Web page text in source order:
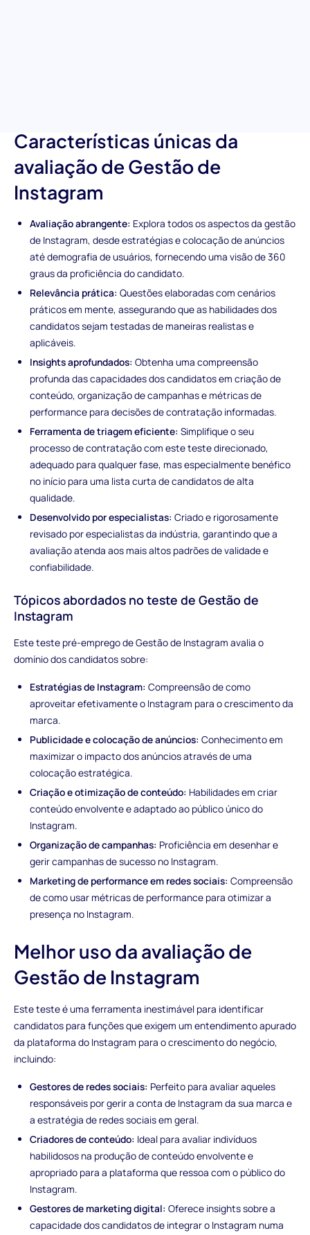
Características únicas da
avaliação de Gestão de
Instagram
Avaliação abrangente: Explora todos os aspectos da gestão
de Instagram, desde estratégias e colocação de anúncios
até demografia de usuários, fornecendo uma visão de 360
graus da proficiência do candidato.
Relevância prática: Questões elaboradas com cenários
práticos em mente, assegurando que as habilidades dos
candidatos sejam testadas de maneiras realistas e
aplicáveis.
Insights aprofundados: Obtenha uma compreensão
profunda das capacidades dos candidatos em criação de
conteúdo, organização de campanhas e métricas de
performance para decisões de contratação informadas.
Ferramenta de triagem eficiente: Simplifique o seu
processo de contratação com este teste direcionado,
adequado para qualquer fase, mas especialmente benéfico
no início para uma lista curta de candidatos de alta
qualidade.
Desenvolvido por especialistas: Criado e rigorosamente
revisado por especialistas da indústria, garantindo que a
avaliação atenda aos mais altos padrões de validade e
confiabilidade.
Tópicos abordados no teste de Gestão de
Instagram
Este teste pré-emprego de Gestão de Instagram avalia o
domínio dos candidatos sobre:
Estratégias de Instagram: Compreensão de como
aproveitar efetivamente o Instagram para o crescimento da
marca.
Publicidade e colocação de anúncios: Conhecimento em
maximizar o impacto dos anúncios através de uma
colocação estratégica.
Criação e otimização de conteúdo: Habilidades em criar
conteúdo envolvente e adaptado ao público único do
Instagram.
Organização de campanhas: Proficiência em desenhar e
gerir campanhas de sucesso no Instagram.
Marketing de performance em redes sociais: Compreensão
de como usar métricas de performance para otimizar a
presença no Instagram.
Melhor uso da avaliação de
Gestão de Instagram
Este teste é uma ferramenta inestimável para identificar
candidatos para funções que exigem um entendimento apurado
da plataforma do Instagram para o crescimento do negócio,
incluindo:
Gestores de redes sociais: Perfeito para avaliar aqueles
responsáveis por gerir a conta de Instagram da sua marca e
a estratégia de redes sociais em geral.
Criadores de conteúdo: Ideal para avaliar indivíduos
habilidosos na produção de conteúdo envolvente e
apropriado para a plataforma que ressoa com o público do
Instagram.
Gestores de marketing digital: Oferece insights sobre a
capacidade dos candidatos de integrar o Instagram numa